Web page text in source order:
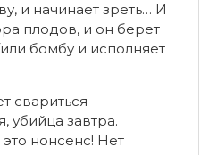
и начинает зреть… И
плодов, и он берет
бомбу и исполняет
свариться —
убийца завтра.
нонсенс! Нет